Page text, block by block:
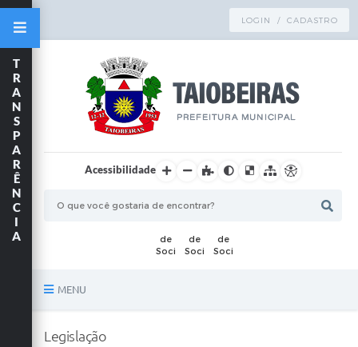
LOGIN / CADASTRO
Acessibilidade
MENU
T
R
A
N
S
P
A
R
Ê
N
C
I
A
Legislação